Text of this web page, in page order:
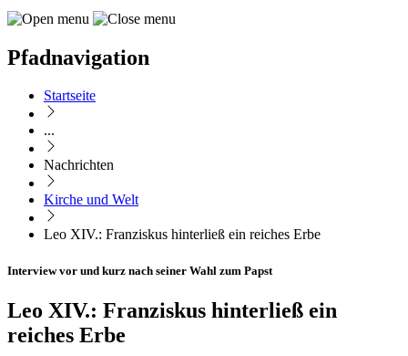
Pfadnavigation
Startseite
...
Nachrichten
Kirche und Welt
Leo XIV.: Franziskus hinterließ ein reiches Erbe
Interview vor und kurz nach seiner Wahl zum Papst
Leo XIV.: Franziskus hinterließ ein
reiches Erbe